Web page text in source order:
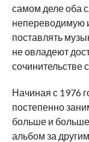
самом деле оба
непереводимую
поставлять
не овладеют
сочинительстве
Начиная с 1976
постепенно
больше и
альбом за